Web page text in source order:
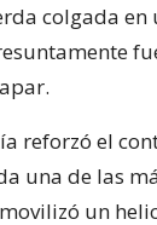
colgada en
reforzó el
una de las
un